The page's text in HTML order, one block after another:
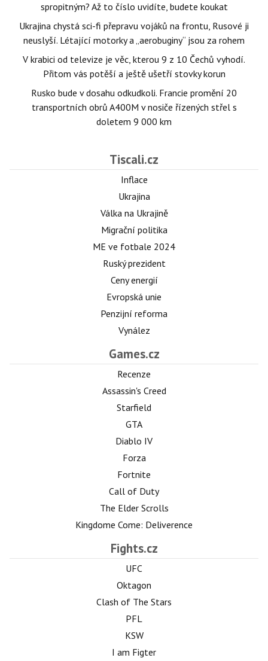
spropitným? Až to číslo uvidíte, budete koukat
Ukrajina chystá sci-fi přepravu vojáků na frontu, Rusové ji
neuslyší. Létající motorky a „aerobuginy“ jsou za rohem
V krabici od televize je věc, kterou 9 z 10 Čechů vyhodí.
Přitom vás potěší a ještě ušetří stovky korun
Rusko bude v dosahu odkudkoli. Francie promění 20
transportních obrů A400M v nosiče řízených střel s
doletem 9 000 km
Tiscali.cz
Inflace
Ukrajina
Válka na Ukrajině
Migrační politika
ME ve fotbale 2024
Ruský prezident
Ceny energií
Evropská unie
Penzijní reforma
Vynález
Games.cz
Recenze
Assassin's Creed
Starfield
GTA
Diablo IV
Forza
Fortnite
Call of Duty
The Elder Scrolls
Kingdome Come: Deliverence
Fights.cz
UFC
Oktagon
Clash of The Stars
PFL
KSW
I am Figter